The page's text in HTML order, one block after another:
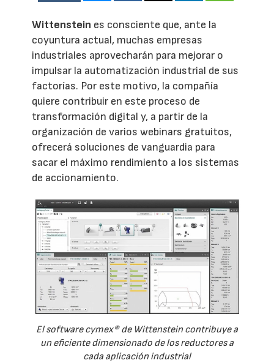
Wittenstein es consciente que, ante la
coyuntura actual, muchas empresas
industriales aprovecharán para mejorar o
impulsar la automatización industrial de sus
factorías. Por este motivo, la compañía
quiere contribuir en este proceso de
transformación digital y, a partir de la
organización de varios webinars gratuitos,
ofrecerá soluciones de vanguardia para
sacar el máximo rendimiento a los sistemas
de accionamiento.
El software cymex® de Wittenstein contribuye a
un eficiente dimensionado de los reductores a
cada aplicación industrial